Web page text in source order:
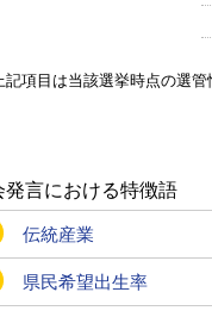
記項目は当該選挙時点の選
発言における特徴語
伝統産業
県民希望出生率